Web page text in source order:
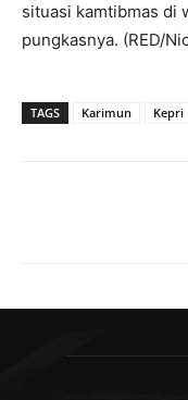
situasi kamtibmas di
pungkasnya. (RED/
TAGS Karimun Kepri